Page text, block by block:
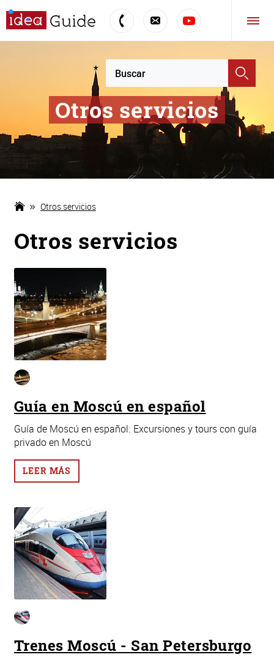
Otros servicios
Otros servicios
Otros servicios
Guía en Moscú en español
Guía de Moscú en español. Excursiones y tours con guía
privado en Moscú
LEER MÁS
Trenes Moscú - San Petersburgo